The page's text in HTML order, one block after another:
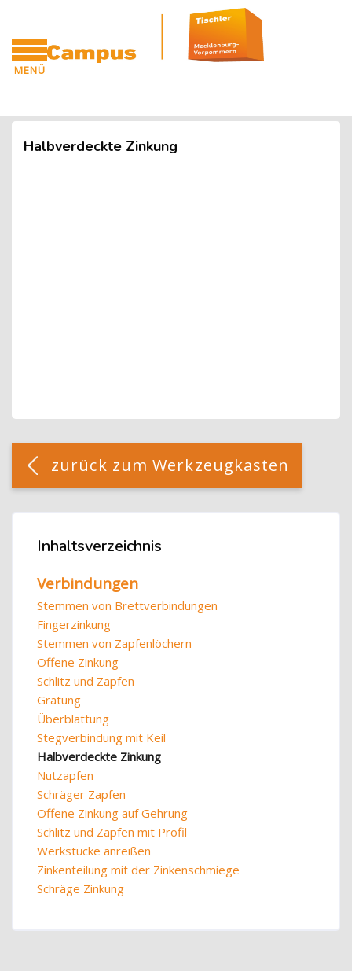
MENÜ
Zum Hauptinhalt
Blöcke
Blöcke
Halbverdeckte Zinkung
Blöcke
[Cocoon] Custom HTML überspringen
zurück zum Werkzeugkasten
Inhaltsverzeichnis überspringen
Inhaltsverzeichnis
Verbindungen
Stemmen von Brettverbindungen
Fingerzinkung
Stemmen von Zapfenlöchern
Offene Zinkung
Schlitz und Zapfen
Gratung
Überblattung
Stegverbindung mit Keil
Halbverdeckte Zinkung
Nutzapfen
Schräger Zapfen
Offene Zinkung auf Gehrung
Schlitz und Zapfen mit Profil
Werkstücke anreißen
Zinkenteilung mit der Zinkenschmiege
Schräge Zinkung